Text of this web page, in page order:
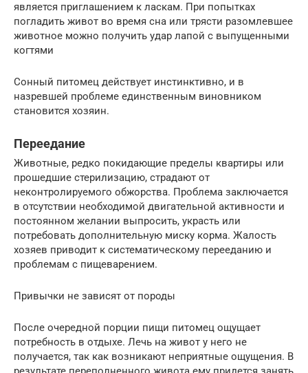
является приглашением к ласкам. При попытках
погладить живот во время сна или трясти разомлевшее
животное можно получить удар лапой с выпущенными
когтями
Сонный питомец действует инстинктивно, и в
назревшей проблеме единственным виновником
становится хозяин.
Переедание
Животные, редко покидающие пределы квартиры или
прошедшие стерилизацию, страдают от
неконтролируемого обжорства. Проблема заключается
в отсутствии необходимой двигательной активности и
постоянном желании выпросить, украсть или
потребовать дополнительную миску корма. Жалость
хозяев приводит к систематическому перееданию и
проблемам с пищеварением.
Привычки не зависят от породы
После очередной порции пищи питомец ощущает
потребность в отдыхе. Лечь на живот у него не
получается, так как возникают неприятные ощущения. В